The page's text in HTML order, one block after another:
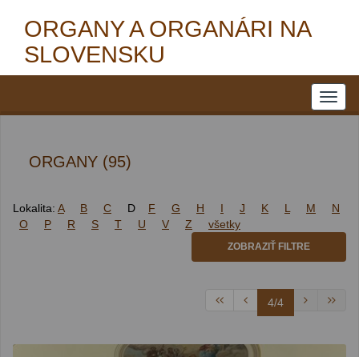
ORGANY A ORGANÁRI NA
SLOVENSKU
ORGANY (95)
Lokalita: A B C D F G H I J K L M
N
O
P R S T U V Z všetky
ZOBRAZIŤ FILTRE
4/4